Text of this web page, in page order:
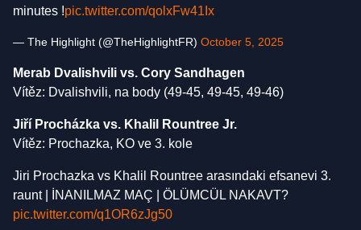
minutes !pic.twitter.com/qolxFw41Ix
— The Highlight (@TheHighlightFR) October 5, 2025
Merab Dvalishvili vs. Cory Sandhagen
Vítěz: Dvalishvili, na body (49-45, 49-45, 49-46)
Jiří Procházka vs. Khalil Rountree Jr.
Vítěz: Prochazka, KO ve 3. kole
Jiri Prochazka vs Khalil Rountree arasındaki efsanevi 3.
raunt | İNANILMAZ MAÇ | ÖLÜMCÜL NAKAVT?
pic.twitter.com/q1OR6zJg50